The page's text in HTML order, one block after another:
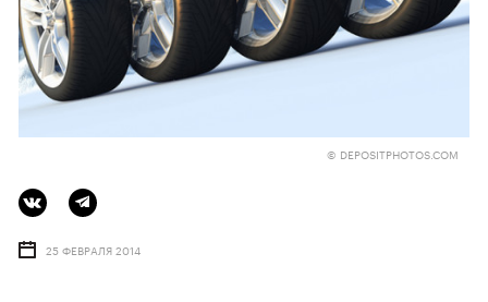
© DEPOSITPHOTOS.COM
25 ФЕВРАЛЯ 2014